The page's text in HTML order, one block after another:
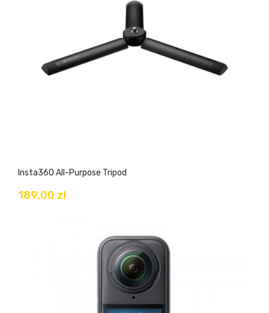
Insta360 All-Purpose Tripod
189,00 zł